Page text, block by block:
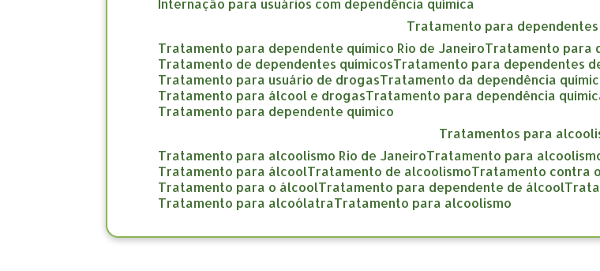
internação para usuários com dependência química
tratamento para
tratamento para dependente químico Rio de Janeiro
tratamento para
tratamento de dependentes químicos
tratamento para dependentes
tratamento para usuário de drogas
tratamento da dependência
tratamento para álcool e drogas
tratamento para dependência
tratamento para dependente químico
tratamentos para
tratamento para alcoolismo Rio de Janeiro
tratamento para
tratamento para álcool tratamento de alcoolismo tratamento contra
tratamento para o álcool tratamento para dependente de álcool
tratamento para alcoólatra
tratamento para alcoolismo